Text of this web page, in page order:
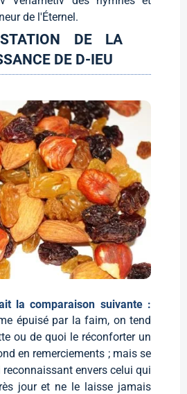
de l'Éternel.
DE LA
DE D-IEU
la comparaison suivante :
épuisé par la faim, on tend
ou de quoi le réconforter un
en remerciements ; mais se
envers celui qui
jour et ne le laisse jamais